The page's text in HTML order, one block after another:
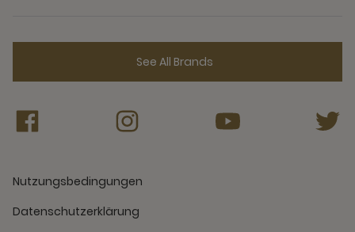
See All Brands
Nutzungsbedingungen
Datenschutzerklärung